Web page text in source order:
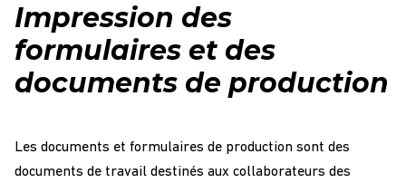
Impression des
formulaires et des
documents de production
Les documents et formulaires de production sont des
documents de travail destinés aux collaborateurs des